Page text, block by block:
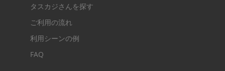
タスカジさんを探す
ご利用の流れ
利用シーンの例
FAQ